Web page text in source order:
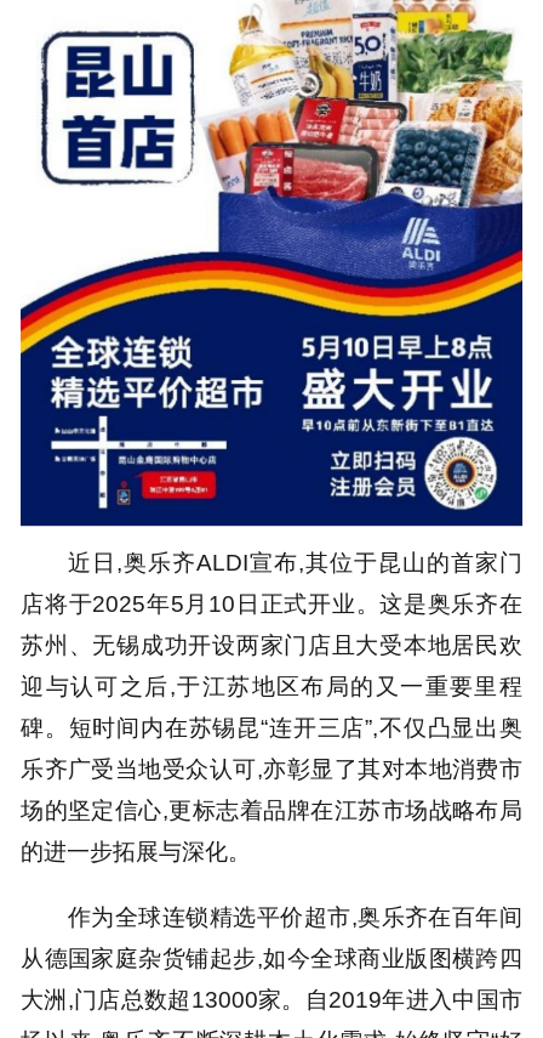
近日,奥乐齐ALDI宣布,其位于昆山的首家门
店将于2025年5月10日正式开业。这是奥乐齐在
苏州、无锡成功开设两家门店且大受本地居民欢
迎与认可之后,于江苏地区布局的又一重要里程
碑。短时间内在苏锡昆“连开三店”,不仅凸显出奥
乐齐广受当地受众认可,亦彰显了其对本地消费市
场的坚定信心,更标志着品牌在江苏市场战略布局
的进一步拓展与深化。
作为全球连锁精选平价超市,奥乐齐在百年间
从德国家庭杂货铺起步,如今全球商业版图横跨四
大洲,门店总数超13000家。自2019年进入中国市